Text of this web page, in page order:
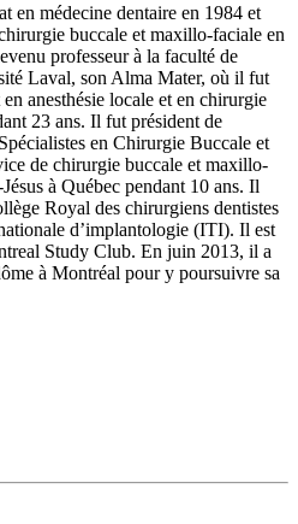
en médecine dentaire en 1984 et
buccale et maxillo-faciale en
professeur à la faculté de
Laval, son Alma Mater, où il fut
anesthésie locale et en chirurgie
23 ans. Il fut président de
en Chirurgie Buccale et
de chirurgie buccale et maxillo-
à Québec pendant 10 ans. Il
Royal des chirurgiens dentistes
d’implantologie (ITI). Il est
Study Club. En juin 2013, il a
à Montréal pour y poursuivre sa